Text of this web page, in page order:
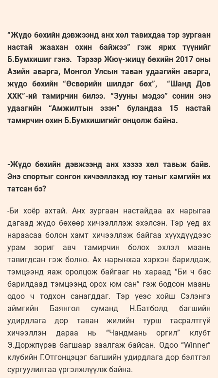
“Жүдо бөхийн дэвжээнд анх хөл тавихдаа тэр зургаан
настай жаахан охин байжээ” гэж ярих түүнийг
Б.Бумхишиг гэнэ. Тэрээр Жюү-жицү бөхийн 2017 оны
Азийн аварга, Монгол Улсын таван удаагийн аварга,
жүдо бөхийн “Өсвөрийн шилдэг бөх”, “Шанд Дов
ХХК”-ий тамирчин билээ. “Зууны мэдээ” сонин энэ
удаагийн “Амжилтын эзэн” буландаа 15 настай
тамирчин охин Б.Бумхишигийг онцолж байна.
-Жүдо бөхийн дэвжээнд анх хэзээ хөл тавьж байв.
Энэ спортыг сонгон хичээллэхэд юу таныг хамгийн их
татсан бэ?
-Би хоёр ахтай. Анх зургаан настайдаа ах нарыгаа
дагаад жүдо бөхөөр хичээлллэж эхэлсэн. Тэр үед ах
нараасаа болон хамт хичээллэж байгаа хүүхдүүдээс
урам зориг авч тамирчин болох эхлэл маань
тавигдсан гэж болно. Ах нарынхаа хэрхэн барилдаж,
тэмцээнд яаж оролцож байгааг нь хараад “Би ч бас
барилдаад тэмцээнд орох юм сан” гэж бодсон маань
одоо ч тодхон санагддаг. Тэр үеэс хойш Сэлэнгэ
аймгийн Баянгол суманд Н.Батболд багшийн
удирдлага дор таван жилийн турш тасралтгүй
хичээллэн дараа нь “Чандмань оргил” клубт
Э.Доржпүрэв багшаар заалгаж байсан. Одоо “Winner”
клубийн Г.Отгонцэцэг багшийн удирдлага дор бэлтгэл
сургуулилтаа үргэлжлүүлж байна.